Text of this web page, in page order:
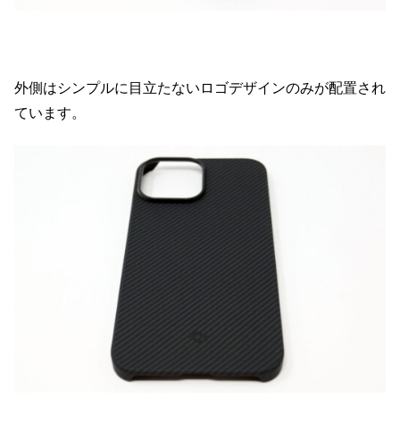
外側はシンプルに目立たないロゴデザインのみが配置され
ています。